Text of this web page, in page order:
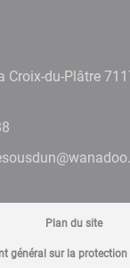
Croix-du-Plâtre
Plan du site
général sur la